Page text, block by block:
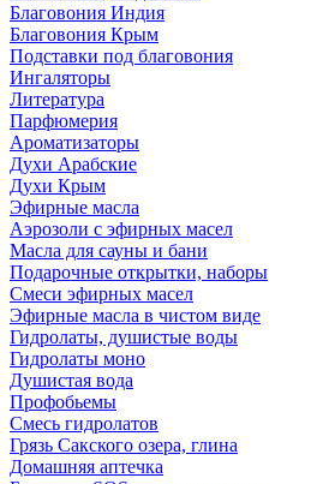
Благовония Индия
Благовония Крым
Подставки под благовония
Ингаляторы
Литература
Парфюмерия
Ароматизаторы
Духи Арабские
Духи Крым
Эфирные масла
Аэрозоли с эфирных масел
Масла для сауны и бани
Подарочные открытки, наборы
Смеси эфирных масел
Эфирные масла в чистом виде
Гидролаты, душистые воды
Гидролаты моно
Душистая вода
Профобьемы
Смесь гидролатов
Грязь Сакского озера, глина
Домашняя аптечка